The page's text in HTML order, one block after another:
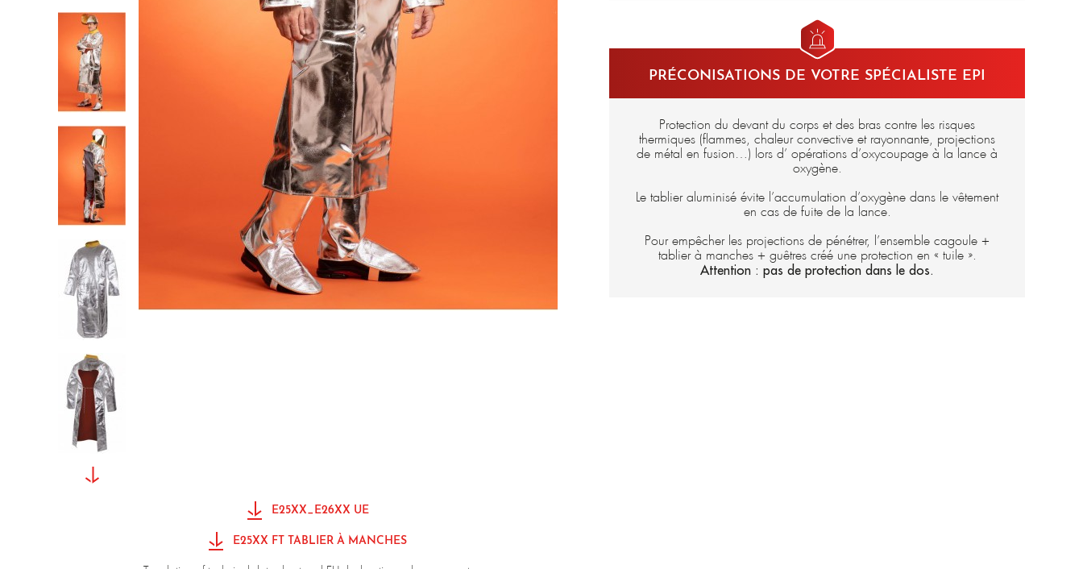
E25XX_E26XX UE
E25XX FT TABLIER À MANCHES
Carbone/Para-aramide 520 gr/m² non doublé (réf. E2518-00X)
Carbone/Para-aramide 520 gr/m² doublé coton traité retardateur de flamme (réf.
Carbone/Para-aramide 680 gr/m² non doublé (réf. E2519-00X)
Carbone/Para-aramide 680 gr/m² doublé coton traité retardateur de flamme (réf.
PRÉCONISATIONS DE VOTRE SPÉCIALISTE EPI
Protection du devant du corps et des bras contre les risques
thermiques (flammes, chaleur convective et rayonnante, projections
de métal en fusion…) lors d’ opérations d’oxycoupage à la lance à
oxygène.
Le tablier aluminisé évite l’accumulation d’oxygène dans le vêtement
en cas de fuite de la lance.
Pour empêcher les projections de pénétrer, l’ensemble cagoule +
tablier à manches + guêtres créé une protection en « tuile ».
Attention : pas de protection dans le dos.